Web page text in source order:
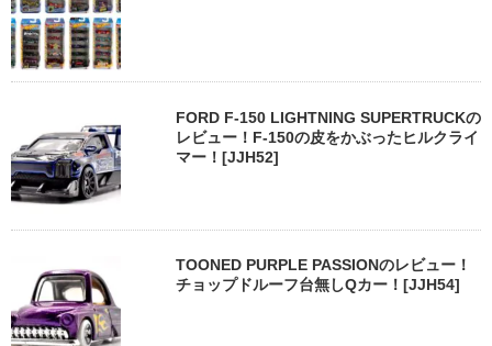
FORD F-150 LIGHTNING SUPERTRUCKの
レビュー！F-150の皮をかぶったヒルクライ
マー！[JJH52]
TOONED PURPLE PASSIONのレビュー！
チョップドルーフ台無しQカー！[JJH54]